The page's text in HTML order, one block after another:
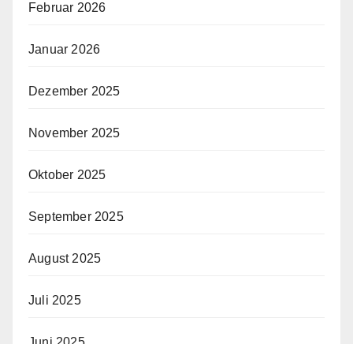
Februar 2026
Januar 2026
Dezember 2025
November 2025
Oktober 2025
September 2025
August 2025
Juli 2025